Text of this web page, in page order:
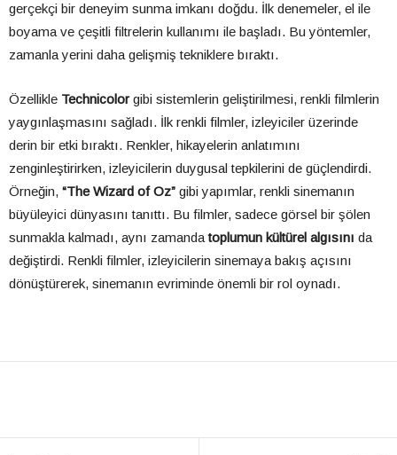
gerçekçi bir deneyim sunma imkanı doğdu. İlk denemeler, el ile
boyama ve çeşitli filtrelerin kullanımı ile başladı. Bu yöntemler,
zamanla yerini daha gelişmiş tekniklere bıraktı.
Özellikle Technicolorgibi sistemlerin geliştirilmesi, renkli filmlerin
yaygınlaşmasını sağladı. İlk renkli filmler, izleyiciler üzerinde
derin bir etki bıraktı. Renkler, hikayelerin anlatımını
zenginleştirirken, izleyicilerin duygusal tepkilerini de güçlendirdi.
Örneğin, “The Wizard of Oz” gibi yapımlar, renkli sinemanın
büyüleyici dünyasını tanıttı. Bu filmler, sadece görsel bir şölen
sunmakla kalmadı, aynı zamandatoplumun kültürel algısını da
değiştirdi. Renkli filmler, izleyicilerin sinemaya bakış açısını
dönüştürerek, sinemanın evriminde önemli bir rol oynadı.